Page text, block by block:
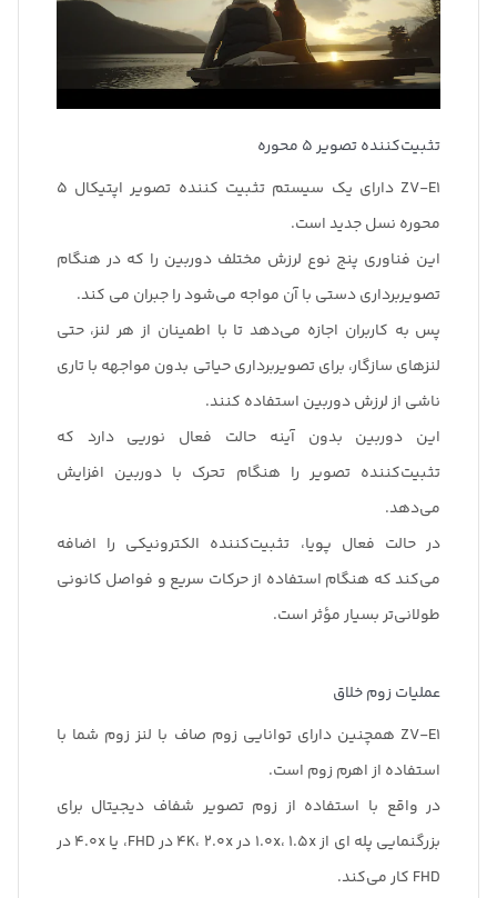
تثبیت‌کننده تصویر 5 محوره
ZV-E1 دارای یک سیستم تثبیت کننده تصویر اپتیکال 5
محوره نسل جدید است.
این فناوری پنج نوع لرزش مختلف دوربین را که در هنگام
تصویربرداری دستی با آن مواجه می‌شود را جبران می کند.
پس به کاربران اجازه می‌دهد تا با اطمینان از هر لنز، حتی
لنزهای سازگار، برای تصویربرداری حیاتی بدون مواجهه با تاری
ناشی از لرزش دوربین استفاده کنند.
این دوربین بدون آینه حالت فعال نوریی دارد که
تثبیت‌کننده تصویر را هنگام تحرک با دوربین افزایش
می‌دهد.
در حالت فعال پویا، تثبیت‌کننده الکترونیکی را اضافه
می‌کند که هنگام استفاده از حرکات سریع و فواصل کانونی
طولانی‌تر بسیار مؤثر است.
عملیات زوم خلاق
ZV-E1 همچنین دارای توانایی زوم صاف با لنز زوم شما با
استفاده از اهرم زوم است.
در واقع با استفاده از زوم تصویر شفاف دیجیتال برای
بزرگنمایی پله ای از 1.0x، 1.5x در 4K، 2.0x در FHD، یا 4.0x در
FHD کار می‌کند.